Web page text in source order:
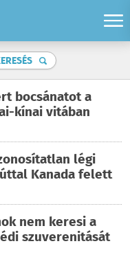
bocsánatot a
kínai vitában
légi
Kanada felett
nem keresi a
szuverenitását